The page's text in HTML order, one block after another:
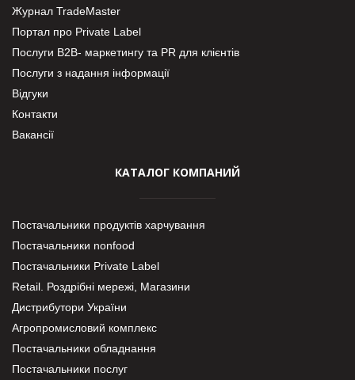
Журнал TradeMaster
Портал про Private Label
Послуги В2В- маркетингу та PR для клієнтів
Послуги з надання інформації
Відгуки
Контакти
Вакансії
КАТАЛОГ КОМПАНИЙ
Постачальники продуктів харчування
Постачальники nonfood
Постачальники Private Label
Retail. Роздрібні мережі, Магазини
Дистрибутори України
Агропромисловий комплекс
Постачальники обладнання
Постачальники послуг